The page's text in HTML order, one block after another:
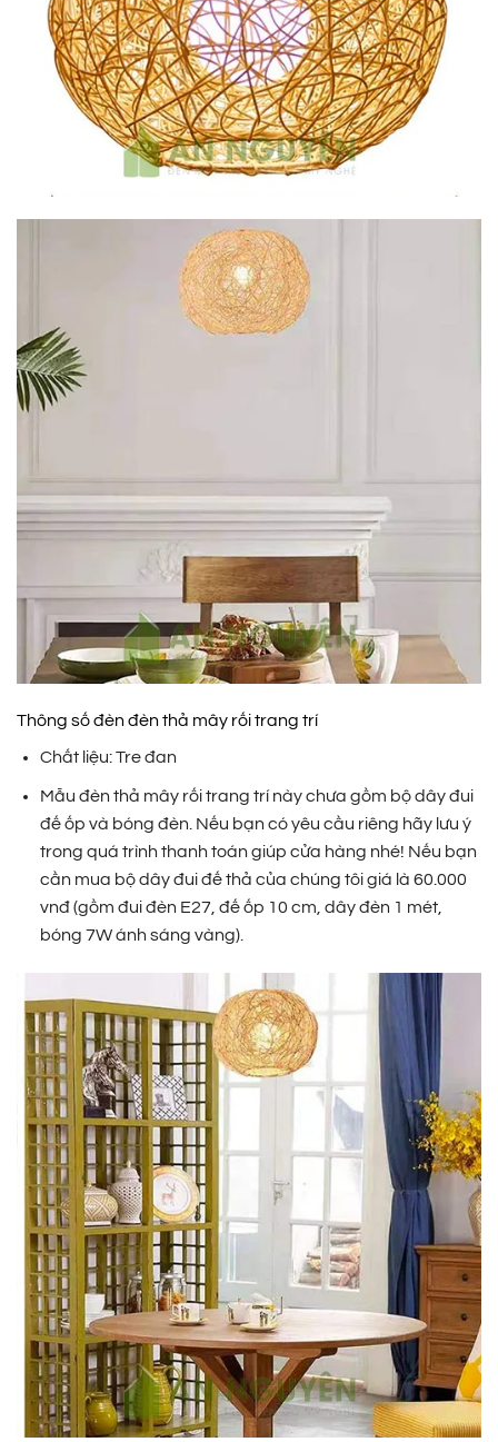
Thông số đèn đèn thả mây rối trang trí
Chất liệu: Tre đan
Mẫu đèn thả mây rối trang trí này chưa gồm bộ dây đui
đế ốp và bóng đèn. Nếu bạn có yêu cầu riêng hãy lưu ý
trong quá trình thanh toán giúp cửa hàng nhé! Nếu bạn
cần mua bộ dây đui đế thả của chúng tôi giá là 60.000
vnđ (gồm đui đèn E27, đế ốp 10 cm, dây đèn 1 mét,
bóng 7W ánh sáng vàng).